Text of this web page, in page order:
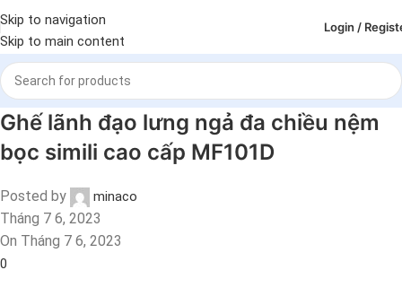
Skip to navigation
Skip to main content
Login /
Ghế lãnh đạo lưng ngả đa chiều nệm
bọc simili cao cấp MF101D
Posted by minaco
Tháng 7 6, 2023
On Tháng 7 6, 2023
0